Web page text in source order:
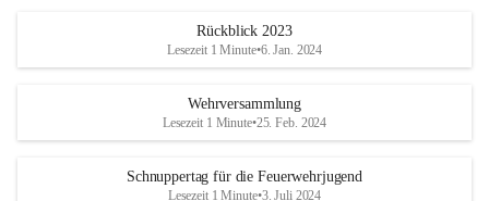
Rückblick 2023
Lesezeit 1 Minute•6. Jan. 2024
Wehrversammlung
Lesezeit 1 Minute•25. Feb. 2024
Schnuppertag für die Feuerwehrjugend
Lesezeit 1 Minute•3. Juli 2024